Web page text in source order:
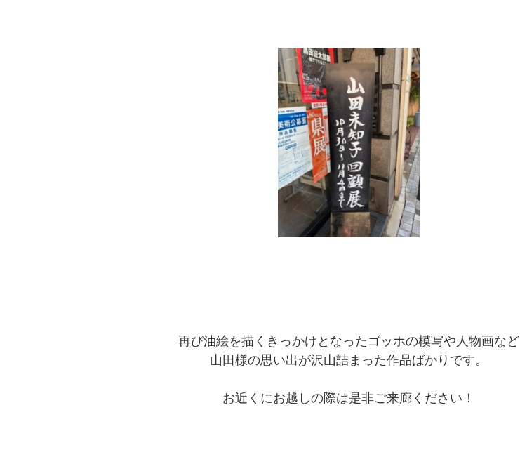
再び油絵を描くきっかけとなったゴッホの模写や人物画など
山田様の思い出が沢山詰まった作品ばかりです。
お近くにお越しの際は是非ご来廊ください！